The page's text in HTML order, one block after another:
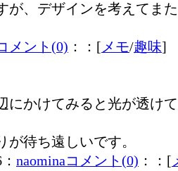
が、デザインを考えてま
メント(0) ：：[メモ/趣味]
にかけてみると光が透け
が待ち遠しいです。
naominaコメント(0) ：：[